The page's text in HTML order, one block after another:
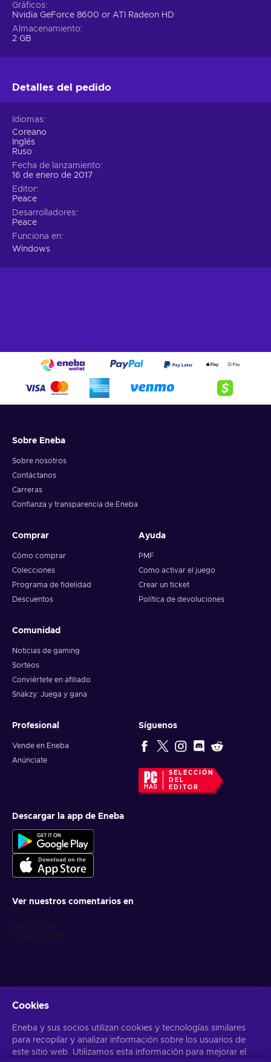
Gráficos
Nvidia GeForce 8600 or ATI Radeon HD
Almacenamiento
2 GB
Detalles del pedido
Idiomas
Coreano
Inglés
Ruso
Fecha de lanzamiento
16 de enero de 2017
Editor
Peace
Desarrolladores
Peace
Funciona en
Windows
Sobre Eneba
Sobre nosotros
Contáctanos
Carreras
Confianza y transparencia de Eneba
Comprar
Cómo comprar
Colecciones
Programa de fidelidad
Descuentos
Ayuda
PMF
Como activar el juego
Crear un ticket
Política de devoluciones
Comunidad
Noticias de gaming
Sorteos
Conviértete en afiliado
Snakzy: Juega y gana
Profesional
Vende en Eneba
Anúnciate
Síguenos
SELECCIÓN
DEL
EDITOR
Descargar la app de Eneba
Ver nuestros comentarios en
Obtén ofertas personalizadas de videojuegos
Suscribirse
Puedes darte de baja en cualquier momento. Visita el apartadoAviso
Cookies
Eneba y sus socios utilizan cookies y tecnologías similares
para recopilar y analizar información sobre los usuarios de
este sitio web. Utilizamos esta información para mejorar el